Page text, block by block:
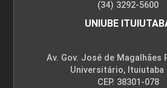
(34) 3292-5600
UNIUBE
Av. Gov. José de Magalhães
Universitário, Ituiutaba
CEP. 38301-078